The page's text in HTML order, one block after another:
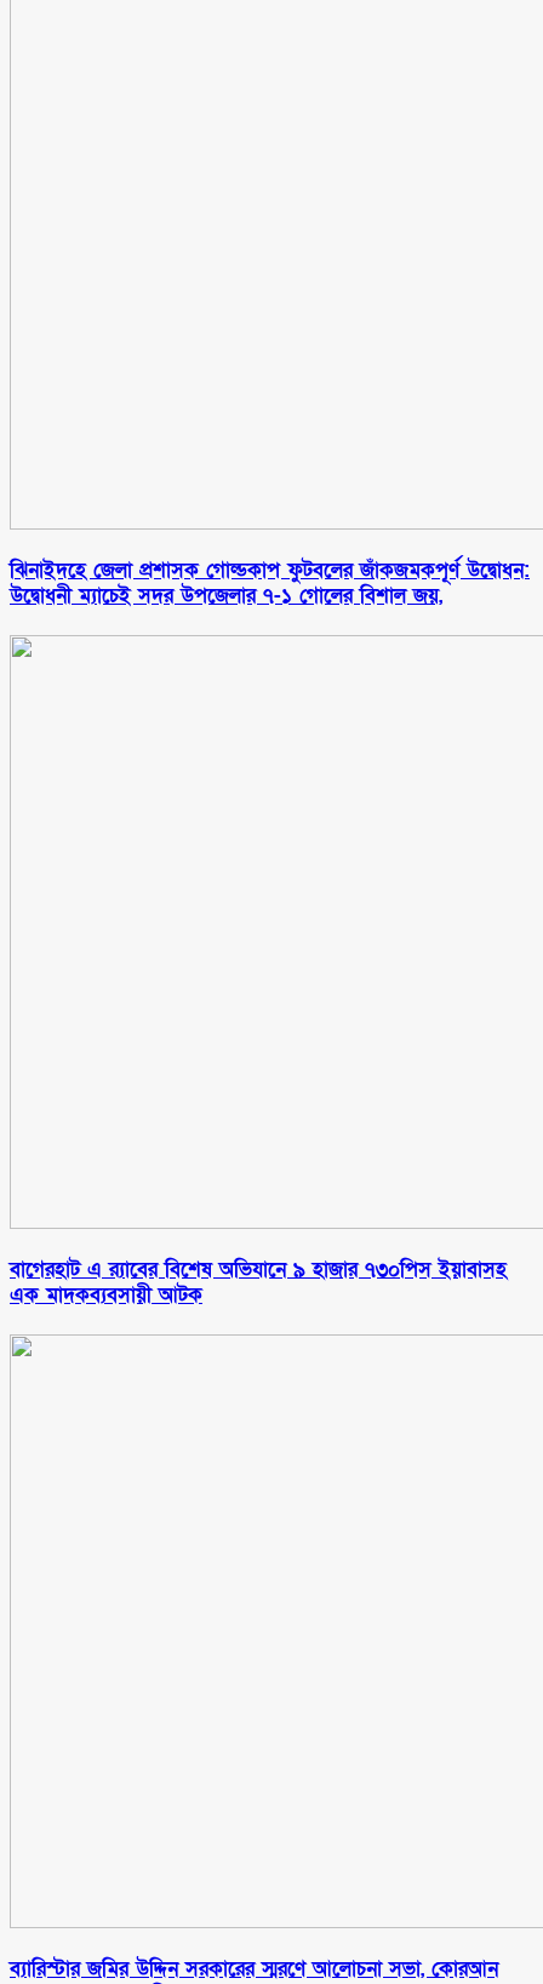
ঝিনাইদহে জেলা প্রশাসক গোল্ডকাপ ফুটবলের জাঁকজমকপূর্ণ উদ্বোধন:
উদ্বোধনী ম্যাচেই সদর উপজেলার ৭-১ গোলের বিশাল জয়,
বাগেরহাট এ র‌্যাবের বিশেষ অভিযানে ৯ হাজার ৭৩০পিস ইয়াবাসহ
এক মাদকব্যবসায়ী আটক
ব্যারিস্টার জমির উদ্দিন সরকারের স্মরণে আলোচনা সভা, কোরআন